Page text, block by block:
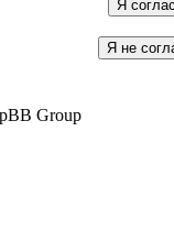
Group